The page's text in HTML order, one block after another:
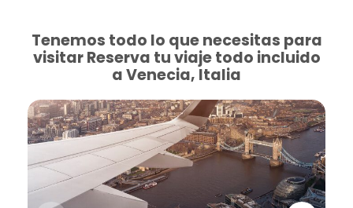
Tenemos todo lo que necesitas para
visitar Reserva tu viaje todo incluido
a Venecia, Italia